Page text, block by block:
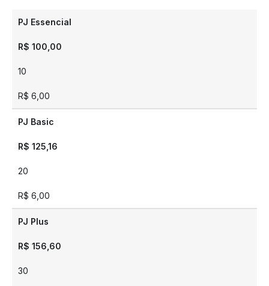
PJ Essencial
R$ 100,00
10
R$ 6,00
PJ Basic
R$ 125,16
20
R$ 6,00
PJ Plus
R$ 156,60
30